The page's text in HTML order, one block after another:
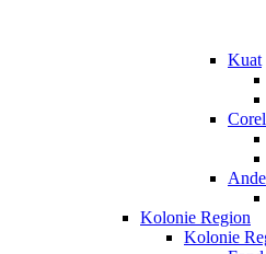
Kuat
Kolonie Region
Kolonie